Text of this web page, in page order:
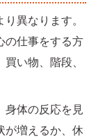
異なります。
の仕事をする方
い物、階段、
身体の反応を見
が増えるか、休